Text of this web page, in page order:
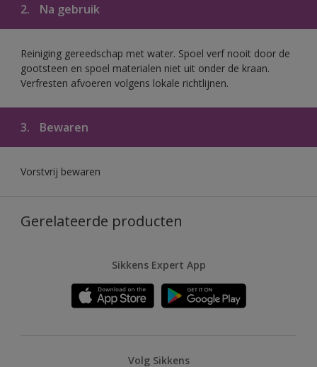
2. Na gebruik
Reiniging gereedschap met water. Spoel verf nooit door de
gootsteen en spoel materialen niet uit onder de kraan.
Verfresten afvoeren volgens lokale richtlijnen.
3. Bewaren
Vorstvrij bewaren
Gerelateerde producten
Sikkens Expert App
Volg Sikkens